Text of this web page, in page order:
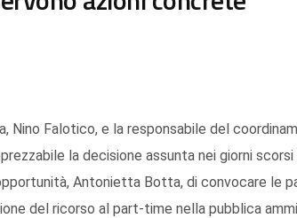
Nino Falotico, e la responsabile del
la decisione assunta nei giorni
Antonietta Botta, di convocare le
del ricorso al part-time nella pubblica